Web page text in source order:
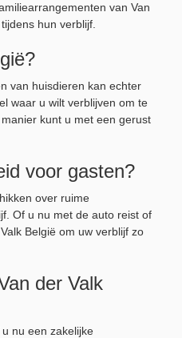
van Van
hun verblijf.
van huisdieren kan echter
waar u wilt verblijven om te
kunt u met een gerust
voor gasten?
over ruime
Of u nu met de auto reist of
België om uw verblijf zo
der Valk
nu een zakelijke